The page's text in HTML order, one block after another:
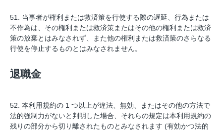
51. 当事者が権利または救済策を行使する際の遅延、行為または
不作為は、その権利または救済策またはその他の権利または救済
策の放棄とはみなされず、また他の権利または救済策のさらなる
行使を停止するものとはみなされません。
退職金
52. 本利用規約の 1 つ以上が違法、無効、またはその他の方法で
法的強制力がないと判明した場合、それらの規定は本利用規約の
残りの部分から切り離されたものとみなされます (有効かつ法的